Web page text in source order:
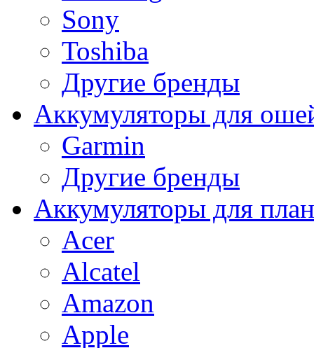
Sony
Toshiba
Другие бренды
Аккумуляторы для
Garmin
Другие бренды
Аккумуляторы для
Acer
Alcatel
Amazon
Apple